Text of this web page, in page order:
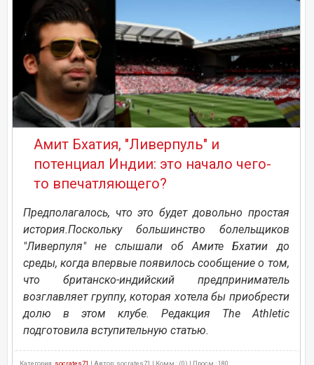
Амит Бхатия, "Ливерпуль" и
потенциал Индии: это начало чего-
то впечатляющего?
Предполагалось, что это будет довольно простая
история.Поскольку большинство болельщиков
"Ливерпуля" не слышали об Амите Бхатии до
среды, когда впервые появилось сообщение о том,
что британско-индийский предприниматель
возглавляет группу, которая хотела бы приобрести
долю в этом клубе. Редакция The Athletic
подготовила вступительную статью.
Категория: socrates71 | Автор: socrates71 | Комм.: (0) | Просм.: 180